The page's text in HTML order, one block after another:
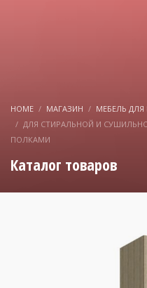
HOME МАГАЗИН
МЕБЕЛЬ
ДЛЯ СТИРАЛЬНОЙ И
ПОЛКАМИ
Каталог товаров